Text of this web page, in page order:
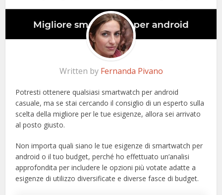
Written by Fernanda Pivano
Potresti ottenere qualsiasi smartwatch per android
casuale, ma se stai cercando il consiglio di un esperto sulla
scelta della migliore per le tue esigenze, allora sei arrivato
al posto giusto.
Non importa quali siano le tue esigenze di smartwatch per
android o il tuo budget, perché ho effettuato un’analisi
approfondita per includere le opzioni più votate adatte a
esigenze di utilizzo diversificate e diverse fasce di budget.